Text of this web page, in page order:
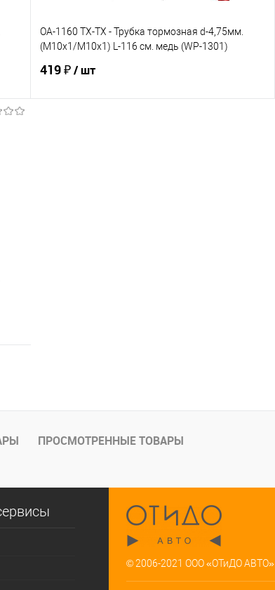
OA-1160 TX-TX - Трубка тормозная d-4,75мм.
(М10х1/М10х1) L-116 см. медь (WP-1301)
419 ₽/ шт
ПРОСМОТРЕННЫЕ ТОВАРЫ
© 2006-2021 ООО «ОТиДО АВТО»